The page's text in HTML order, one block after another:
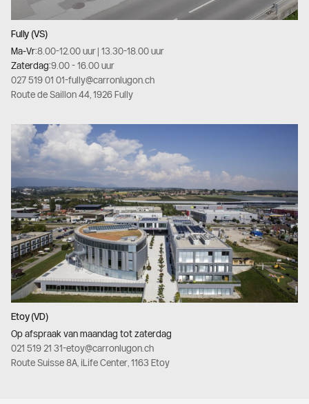
Fully (VS)
Ma-Vr:8.00-12.00 uur | 13.30-18.00 uur
Zaterdag:9.00 - 16.00 uur
027 519 01 01-fully@carronlugon.ch
Route de Saillon 44, 1926 Fully
Etoy (VD)
Op afspraak van maandag tot zaterdag
021 519 21 31-etoy@carronlugon.ch
Route Suisse 8A, iLife Center, 1163 Etoy